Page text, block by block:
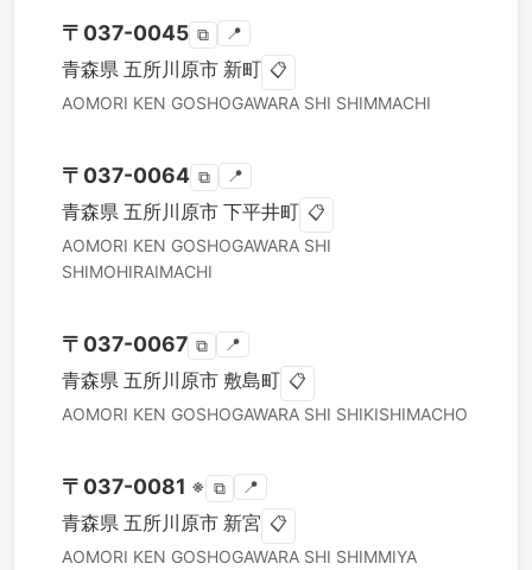
〒 037-0045 ⧉ 📍
青森県 五所川原市 新町 📋
AOMORI KEN GOSHOGAWARA SHI SHIMMACHI
〒 037-0064 ⧉ 📍
青森県 五所川原市 下平井町 📋
AOMORI KEN GOSHOGAWARA SHI
SHIMOHIRAIMACHI
〒 037-0067 ⧉ 📍
青森県 五所川原市 敷島町 📋
AOMORI KEN GOSHOGAWARA SHI SHIKISHIMACHO
〒 037-0081 ※ ⧉ 📍
青森県 五所川原市 新宮 📋
AOMORI KEN GOSHOGAWARA SHI SHIMMIYA